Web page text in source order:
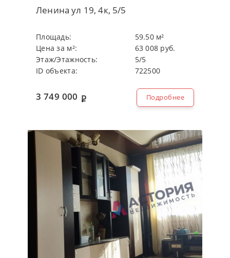
Ленина ул 19, 4к, 5/5
Плoщaдь:
59.50 м²
Цeнa зa м²:
63 008 руб.
Этaж/Этaжнocть:
5/5
ID объекта:
722500
3 749 000 Подробнее